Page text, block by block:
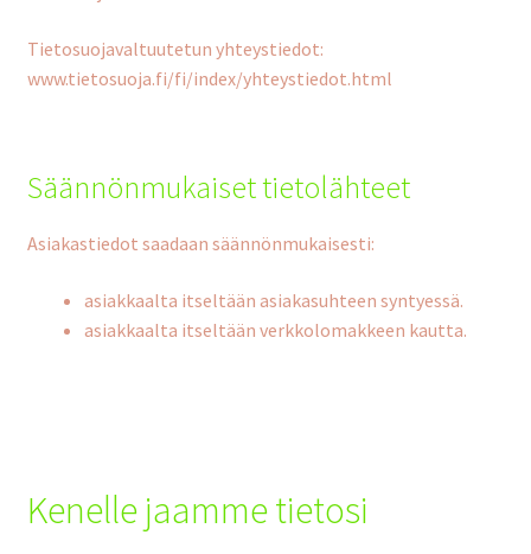
Tietosuojavaltuutetun yhteystiedot:
www.tietosuoja.fi/fi/index/yhteystiedot.html
Säännönmukaiset tietolähteet
Asiakastiedot saadaan säännönmukaisesti:
asiakkaalta itseltään asiakasuhteen syntyessä.
asiakkaalta itseltään verkkolomakkeen kautta.
Kenelle jaamme tietosi